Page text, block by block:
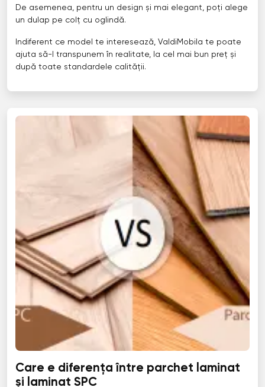
De asemenea, pentru un design și mai elegant, poți alege
un dulap pe colț cu oglindă.
Indiferent ce model te interesează, ValdiMobila te poate
ajuta să-l transpunem în realitate, la cel mai bun preț și
după toate standardele calității.
Care e diferența între parchet laminat
și laminat SPC